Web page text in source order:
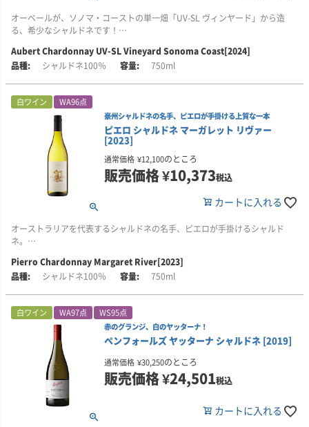
マーク・オーベール氏は、25年以上にわたり、カルトワインのワインメーカ
ーとして活躍してきました。ピーター・マイケル、スローン、コルギン、ブ
ライアント・ファミリーなど、数々の名高いブランドを手がけ、その実力を
認められています。
オーベール・ワインズは1999年に設立され、2010年には自社の醸造設備を構
えました。現在は、ナパ・ヴァレー、カーネロス、ソノマ・コーストに位置
する自社畑および契約畑から、シャルドネとピノ・ノワールを生産していま
マーク・オーベール氏が追求するシャルドネは、フランス産オーク樽で発
酵・熟成され、高い新樽比率を採用しながらも、豊かさとバランスを兼ね備
え、フィネスとエレガンスを体現しています。
そのシャルドネは、マーカッシン、コングスガード、ピーター・マイケル、
キスラーなどと並び、カリフォルニアを代表するワインのひとつとして高く
と、深みのある複雑な味わいが表れるとされています。
ブドウは深夜の涼しい時間帯に収穫し、収穫から5～6時間以内に樽へ入れる
ことを目標としています。
収穫したブドウは冷蔵車ですぐにワイナリーへ運び、選果・圧搾後、フレン
チオーク樽（新樽約80％、1年使用樽約20％）に入れます。100％自然酵母に
よるアルコール発酵と、100％マロラクティック発酵を約10か月かけて行い
澱が自然に沈むのを待ってから樽を選定し、ワインをステンレスタンクへ移
して、さらに4～5か月間落ち着かせます。その後、清澄・濾過を行わず、毎
年12月に瓶詰めされます。樽とステンレスタンクを合わせた発酵・熟成期間
は、約15か月です。アルコール度数：15.2％。
■オーベールについて
マーク・オーベール氏は、25年以上にわたり、カルトワインのワインメーカ
ーとして活躍してきました。ピーター・マイケル、スローン、コルギン、ブ
ライアント・ファミリーなど、数々の名高いブランドを手がけ、その実力を
認められています。
オーベール・ワインズは1999年に設立され、2010年には自社の醸造設備を構
えました。現在は、ナパ・ヴァレー、カーネロス、ソノマ・コーストに位置
する単一畑から、シャルドネとピノ・ノワールを生産しています。
マーク・オーベール氏が追求するシャルドネは、100％フレンチオーク樽で
発酵・熟成され、高い新樽比率を採用しながらも、豊かさとバランスを兼ね
備え、フィネスとエレガンスを体現しています。
そのシャルドネは、マーカッシン、コングスガード、ピーター・マイケル、
キスラーなどと並び、カリフォルニアを代表するワインとして高く評価され
ベールのこだわりを表しています。
オーベールが手掛けるシャルドネの中で、唯一ロシアン・リヴァー・ヴァレ
ーAVAを名乗るワインです。
イーストサイド・ヴィンヤードは、ロシアン・リヴァーを見下ろす広大な丘
の上に位置しています。東向きの斜面は十分な日照に恵まれ、ブドウはしっ
かりと成熟します。
土壌は岩や小石を多く含む痩せた土壌。ブドウ樹に適度なストレスを与える
ことで、小さく凝縮した房が育まれます。畑の小石は、ほかの畑に見られる
ものと比べて丸みを帯びており、古代の河川がもたらし、その後隆起したも
のと考えられています。
希少なシャルドネのクローン・セレクション（主にモンラッシェ・クロー
ら、繊細でエレガントなワインを生み出します。
ブドウは深夜の涼しい時間帯に収穫し、収穫から5～6時間以内に樽へ移すこ
とを目標としています。
収穫したブドウは冷蔵車で直ちにワイナリーへ運び、選果・圧搾後、フレン
チオーク樽（新樽約80％、1年使用樽約20％）へ移します。樽内でゆっくり
と発酵を進め、約10か月かけて天然酵母によるアルコール発酵と、100％マ
ロラクティック発酵を行います。
澱が自然に沈殿するのを待ってから樽を選別し、ステンレスタンクへ移して4
～5か月休ませます。その後、12月に無清澄・無濾過で瓶詰めされます。樽
とタンクを合わせた発酵・熟成期間は約15か月です。アルコール度数：
オーベールが、ソノマ・コーストの単一畑「UV-SL ヴィンヤード」から造
る、希少なシャルドネです！
■生産者のコメント
2024年のUV-SL シャルドネは、落ち着きと端正さが際立っています。
した食感を持つ黄リンゴ）を思わせる、魅力的なアロマが広がります。さら
に、砕いた貝殻や野生のフェンネル、潮風を思わせる塩味を帯びたニュアン
スが続き、この畑と太平洋との近さを鮮やかに表現しています。
口に含むと、スケール感のある広がりと繊細な質感が感じられ、グラスの中
で空気に触れるにつれて、急速に奥行きとふくらみを増していきます。
こうした躍動感と変化に富んだワインは、優雅な熟成を見せることが多く、
今後10～15年にわたり、瓶内でゆっくりと開き続けていくでしょう。
ワインがわずかに霞がかって見えることがあるのは、無濾過で瓶詰めされて
いるためです。ワインのうまみや質感をできるだけ損なわないという、オー
■栽培について
ヴァルデス氏の頭文字。「SL」は、ヴァルデス・ヴィンヤードの区画のひと
つである「Stoetz Lane（ストーツ・レーン）」を表しています。
ユリシス氏とマーク・オーベール氏は、互いの能力を認め合う盟友でした。
ユリシス氏の優れた栽培管理能力を信頼していたマーク氏は、出資を通じて
彼の独立と創業を支えました。
UV-SL ヴィンヤードは、ソノマ・コースト中西部、オキシデンタルの町より
北に位置します。ラシアン・リヴァー・ヴァレーの中央部西端にあり、畑の
中をグリーン・ヴァレーの境界線が通る、海に近い非常に冷涼な地域です。
Aubert Chardonnay UV-SL Vineyard Sonoma Coast[2024]
シャルドネ100％
750ml
白ワイン WA96点
豪州シャルドネの名手、ピエロが手掛ける上質な一本
ピエロ シャルドネ マーガレット リヴァー
[2023]
通常価格 ¥12,100のところ
販売価格¥10,373税込
カートに入れる
オーストラリアを代表するシャルドネの名手、ピエロが手掛けるシャルド
ネ。
西オーストラリア州マーガレット・リヴァーの銘醸地ウィリヤブラップにあ
る自社畑から、平均樹齢30年のシャルドネを使用。主体となるのは、マーガ
豊かな果実味とクリーミーな質感を備えながら、伸びやかな酸が全体を引き
締める、ピエロを象徴する上質なシャルドネです。
■テイスティング・コメント
熟した黄桃や洋梨、青リンゴ、黄リンゴを思わせる果実の香りに、甘やかな
オークスパイス、ほのかなトースト、カシューナッツのニュアンスが重なり
口当たりはクリーミーで豊潤。贅沢な厚みを感じさせながらも、果実味、樽
Pierro Chardonnay Margaret River[2023]
シャルドネ100％
750ml
白ワイン WA97点 WS95点
赤のグランジ、白のヤッターナ！
ペンフォールズ ヤッターナ シャルドネ [2019]
通常価格 ¥30,250のところ
販売価格¥24,501税込
カートに入れる